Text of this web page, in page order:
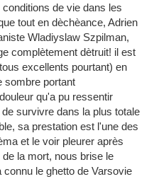
de vie dans les
tout en dèchèance, Adrien
Wladiyslaw Szpilman,
complètement dètruit! il est
excellents pourtant) en
sombre portant
qu'a pu ressentir
survivre dans la plus totale
sa prestation est l'une des
et le voir pleurer après
la mort, nous brise le
le ghetto de Varsovie